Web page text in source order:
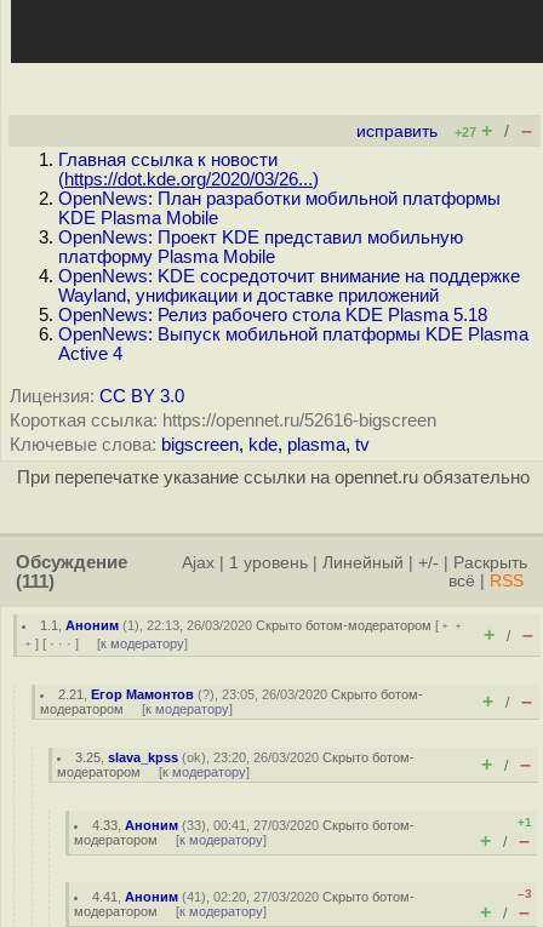
исправить +27 + / –
Главная ссылка к новости
(https://dot.kde.org/2020/03/26...)
OpenNews: План разработки мобильной платформы
KDE Plasma Mobile
OpenNews: Проект KDE представил мобильную
платформу Plasma Mobile
OpenNews: KDE сосредоточит внимание на поддержке
Wayland, унификации и доставке приложений
OpenNews: Релиз рабочего стола KDE Plasma 5.18
OpenNews: Выпуск мобильной платформы KDE Plasma
Active 4
Лицензия: CC BY 3.0
Короткая ссылка: https://opennet.ru/52616-bigscreen
Ключевые слова: bigscreen, kde, plasma, tv
При перепечатке указание ссылки на opennet.ru обязательно
Обсуждение
(111)
Ajax 1 уровень Линейный +/-
Раскрыть
всё
RSS
1.1 ,Аноним (1), 22:13, 26/03/2020Скрыто ботом-модератором [ ﹢﹢
﹢ ] [ · · · ] [к модератору] + / –
2.21 ,Егор Мамонтов (?), 23:05, 26/03/2020Скрыто ботом-
модератором [к модератору] + / –
3.25 ,slava_kpss (ok), 23:20, 26/03/2020Скрыто ботом-
модератором [к модератору] + / –
4.33 ,Аноним (33), 00:41, 27/03/2020Скрыто ботом-
модератором [к модератору]
+1
+ / –
4.41 ,Аноним (41), 02:20, 27/03/2020Скрыто ботом-
модератором [к модератору]
–3
+ / –